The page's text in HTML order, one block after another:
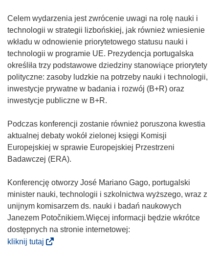
Celem wydarzenia jest zwrócenie uwagi na rolę nauki i
technologii w strategii lizbońskiej, jak również wniesienie
wkładu w odnowienie priorytetowego statusu nauki i
technologii w programie UE. Prezydencja portugalska
określiła trzy podstawowe dziedziny stanowiące priorytety
polityczne: zasoby ludzkie na potrzeby nauki i technologii,
inwestycje prywatne w badania i rozwój (B+R) oraz
inwestycje publiczne w B+R.
Podczas konferencji zostanie również poruszona kwestia
aktualnej debaty wokół zielonej księgi Komisji
Europejskiej w sprawie Europejskiej Przestrzeni
Badawczej (ERA).
Konferencję otworzy José Mariano Gago, portugalski
minister nauki, technologii i szkolnictwa wyższego, wraz z
unijnym komisarzem ds. nauki i badań naukowych
Janezem Potočnikiem.Więcej informacji będzie wkrótce
dostępnych na stronie internetowej:
kliknij tutaj